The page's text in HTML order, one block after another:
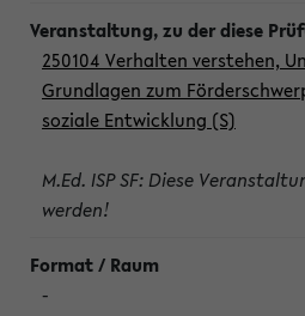
250104 Verhalten verstehen,
Grundlagen zum
soziale Entwicklung (S)
M.Ed. ISP SF: Diese
werden!
-